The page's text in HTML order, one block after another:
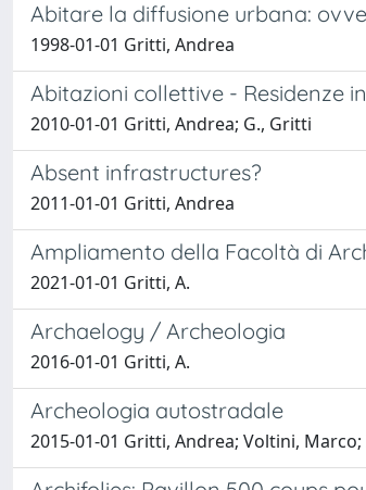
Abitare la diffusione urbana:
1998-01-01 Gritti, Andrea
Abitazioni collettive - Residenze
2010-01-01 Gritti, Andrea; G., Gritti
Absent infrastructures?
2011-01-01 Gritti, Andrea
Ampliamento della Facoltà di
2021-01-01 Gritti, A.
Archaelogy / Archeologia
2016-01-01 Gritti, A.
Archeologia autostradale
2015-01-01 Gritti, Andrea; Voltini, Marco;